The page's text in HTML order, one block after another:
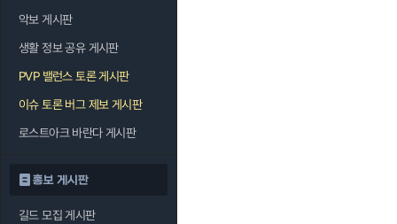
악보 게시판
생활 정보 공유 게시판
PVP 밸런스 토론 게시판
이슈 토론 버그 제보 게시판
로스트아크 바란다 게시판
홍보 게시판
길드 모집 게시판